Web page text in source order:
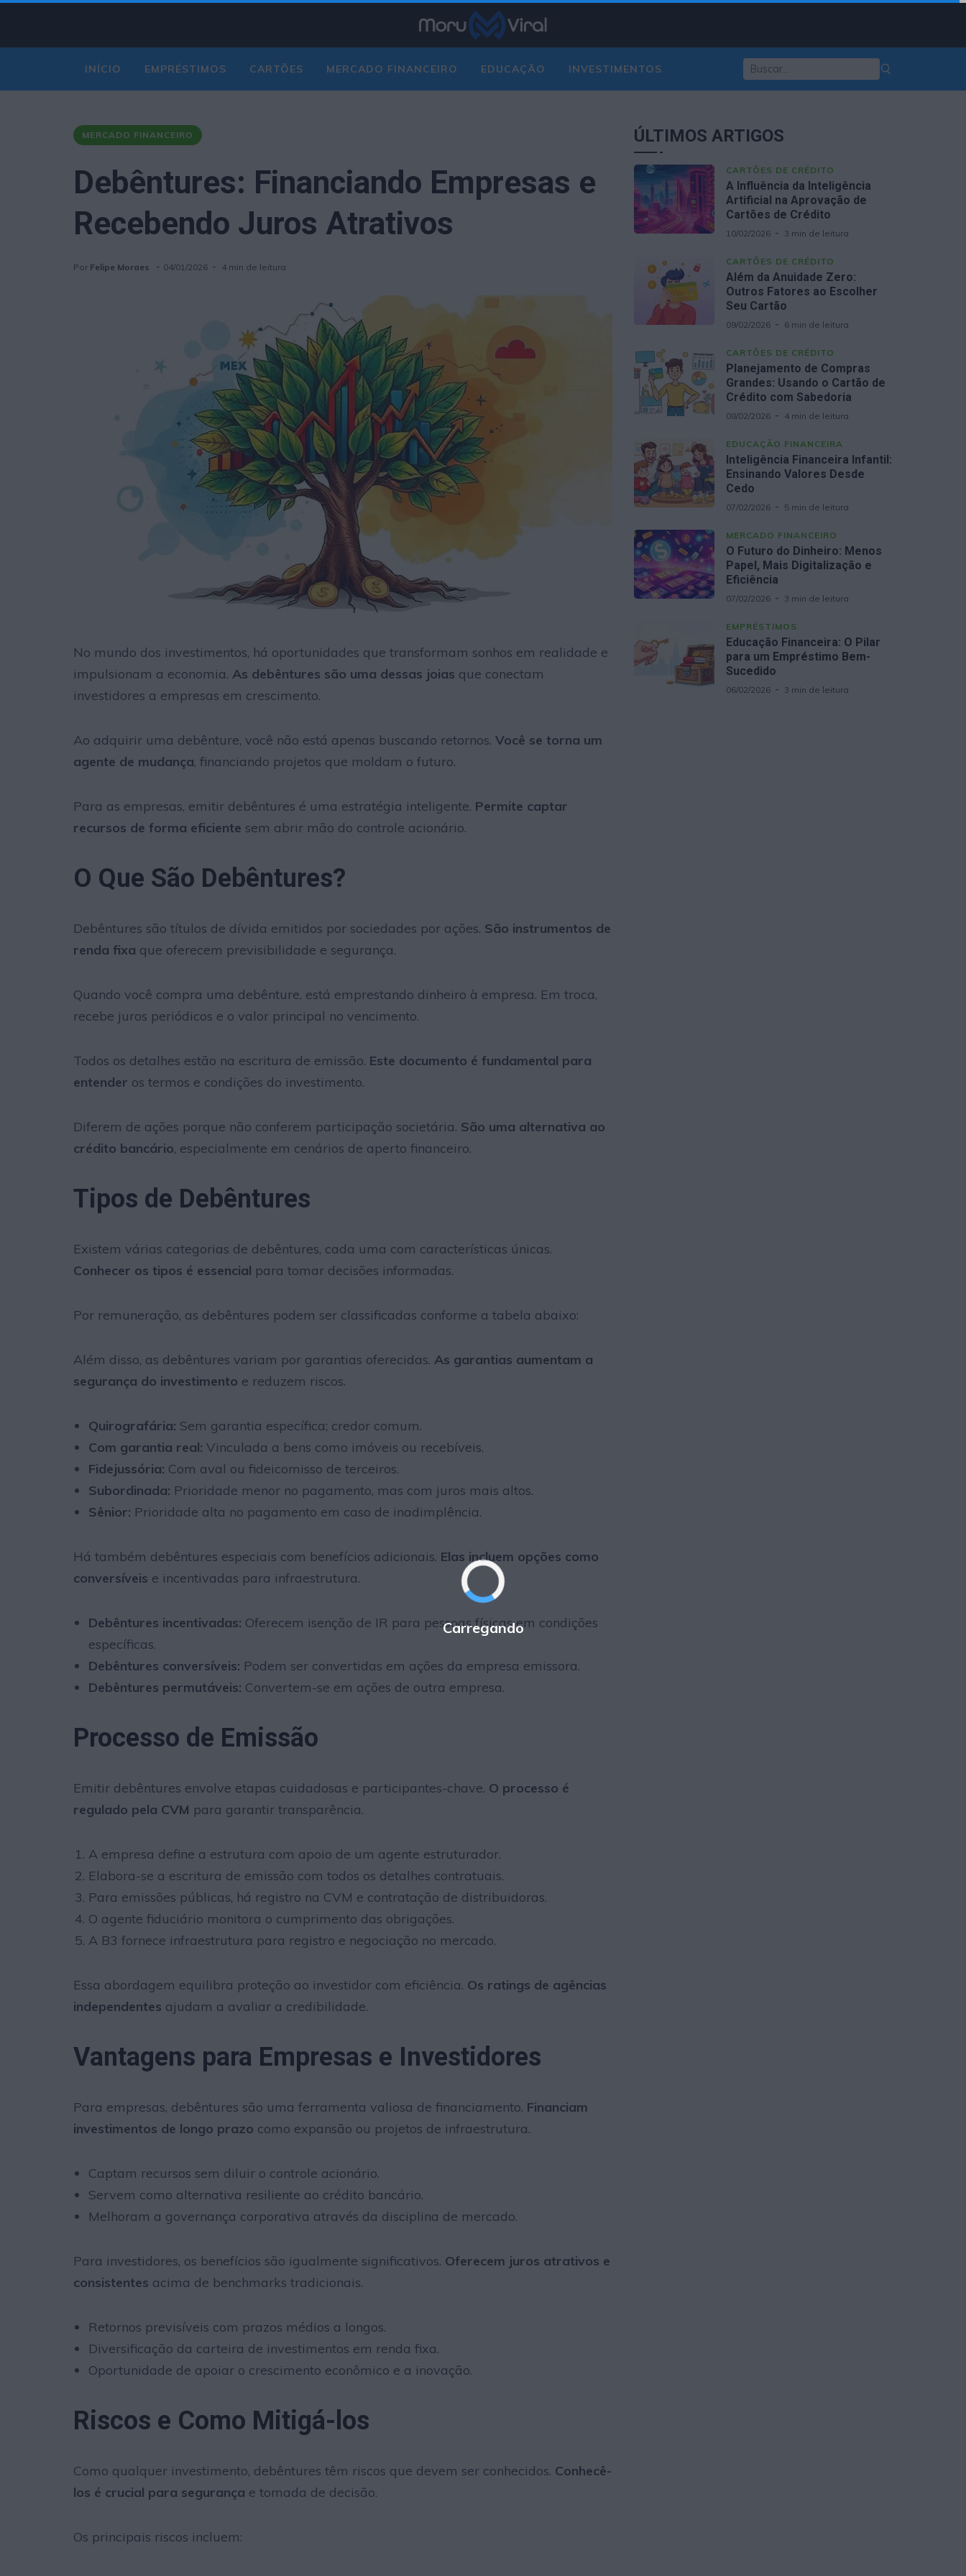
INÍCIO EMPRÉSTIMOS CARTÕES MERCADO FINANCEIRO EDUCAÇÃO INVESTIMENTOS
MERCADO FINANCEIRO
Debêntures: Financiando Empresas e
Recebendo Juros Atrativos
Por Felipe Moraes 04/01/2026 4 min de leitura
No mundo dos investimentos, há oportunidades que transformam sonhos em realidade e
impulsionam a economia. As debêntures são uma dessas joias que conectam
investidores a empresas em crescimento.
Ao adquirir uma debênture, você não está apenas buscando retornos. Você se torna um
agente de mudança, financiando projetos que moldam o futuro.
Para as empresas, emitir debêntures é uma estratégia inteligente. Permite captar
recursos de forma eficiente sem abrir mão do controle acionário.
O Que São Debêntures?
Debêntures são títulos de dívida emitidos por sociedades por ações. São instrumentos de
renda fixa que oferecem previsibilidade e segurança.
Quando você compra uma debênture, está emprestando dinheiro à empresa. Em troca,
recebe juros periódicos e o valor principal no vencimento.
Todos os detalhes estão na escritura de emissão. Este documento é fundamental para
entender os termos e condições do investimento.
Diferem de ações porque não conferem participação societária. São uma alternativa ao
crédito bancário, especialmente em cenários de aperto financeiro.
Tipos de Debêntures
Existem várias categorias de debêntures, cada uma com características únicas.
Conhecer os tipos é essencial para tomar decisões informadas.
Por remuneração, as debêntures podem ser classificadas conforme a tabela abaixo:
Além disso, as debêntures variam por garantias oferecidas. As garantias aumentam a
segurança do investimento e reduzem riscos.
Quirografária: Sem garantia específica; credor comum.
Com garantia real: Vinculada a bens como imóveis ou recebíveis.
Fidejussória: Com aval ou fideicomisso de terceiros.
Subordinada: Prioridade menor no pagamento, mas com juros mais altos.
Sênior: Prioridade alta no pagamento em caso de inadimplência.
Há também debêntures especiais com benefícios adicionais. Elas incluem opções como
conversíveis e incentivadas para infraestrutura.
Debêntures incentivadas: Oferecem isenção de IR para pessoas físicas em condições
específicas.
Debêntures conversíveis: Podem ser convertidas em ações da empresa emissora.
Debêntures permutáveis: Convertem-se em ações de outra empresa.
Processo de Emissão
Emitir debêntures envolve etapas cuidadosas e participantes-chave. O processo é
regulado pela CVM para garantir transparência.
A empresa define a estrutura com apoio de um agente estruturador.
Elabora-se a escritura de emissão com todos os detalhes contratuais.
Para emissões públicas, há registro na CVM e contratação de distribuidoras.
O agente fiduciário monitora o cumprimento das obrigações.
A B3 fornece infraestrutura para registro e negociação no mercado.
Essa abordagem equilibra proteção ao investidor com eficiência. Os ratings de agências
independentes ajudam a avaliar a credibilidade.
Vantagens para Empresas e Investidores
Para empresas, debêntures são uma ferramenta valiosa de financiamento. Financiam
investimentos de longo prazo como expansão ou projetos de infraestrutura.
Captam recursos sem diluir o controle acionário.
Servem como alternativa resiliente ao crédito bancário.
Melhoram a governança corporativa através da disciplina de mercado.
Para investidores, os benefícios são igualmente significativos. Oferecem juros atrativos e
consistentes acima de benchmarks tradicionais.
Retornos previsíveis com prazos médios a longos.
Diversificação da carteira de investimentos em renda fixa.
Oportunidade de apoiar o crescimento econômico e a inovação.
Riscos e Como Mitigá-los
Como qualquer investimento, debêntures têm riscos que devem ser conhecidos. Conhecê-
los é crucial para segurança e tomada de decisão.
Os principais riscos incluem:
ÚLTIMOS ARTIGOS
CARTÕES DE CRÉDITO
A Influência da Inteligência
Artificial na Aprovação de
Cartões de Crédito
10/02/2026 3 min de leitura
CARTÕES DE CRÉDITO
Além da Anuidade Zero:
Outros Fatores ao Escolher
Seu Cartão
09/02/2026 6 min de leitura
CARTÕES DE CRÉDITO
Planejamento de Compras
Grandes: Usando o Cartão de
Crédito com Sabedoria
08/02/2026 4 min de leitura
EDUCAÇÃO FINANCEIRA
Inteligência Financeira Infantil:
Ensinando Valores Desde
Cedo
07/02/2026 5 min de leitura
MERCADO FINANCEIRO
O Futuro do Dinheiro: Menos
Papel, Mais Digitalização e
Eficiência
07/02/2026 3 min de leitura
EMPRÉSTIMOS
Educação Financeira: O Pilar
para um Empréstimo Bem-
Sucedido
06/02/2026 3 min de leitura